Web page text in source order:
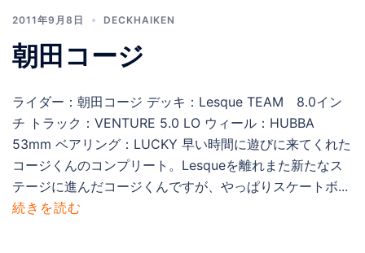
2011年9月8日 DECKHAIKEN
朝田コージ
ライダー：朝田コージ デッキ：Lesque TEAM 8.0イン
チ トラック：VENTURE 5.0 LO ウィール：HUBBA
53mm ベアリング：LUCKY 早い時間に遊びに来てくれた
コージくんのコンプリート。Lesqueを離れまた新たなス
テージに進んだコージくんですが、やっぱりスケートボ...
続きを読む